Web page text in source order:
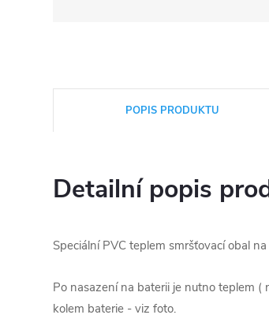
POPIS PRODUKTU
Detailní popis
Speciální PVC teplem smršťovací obal na
Po nasazení na baterii je nutno teplem
kolem baterie - viz foto.